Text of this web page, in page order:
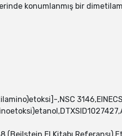
konumlanmış bir
,NSC